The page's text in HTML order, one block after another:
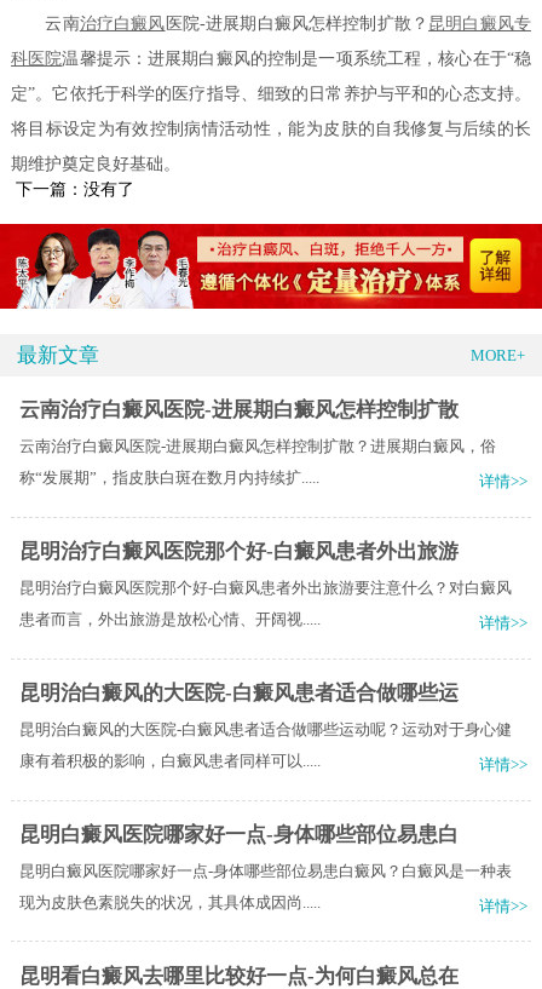
云南治疗白癜风 医院-进展期白癜风怎样控制扩散？ 昆明白癜风专
科医院温馨提示：进展期白癜风的控制是一项系统工程，核心在于“稳
定”。它依托于科学的医疗指导、细致的日常养护与平和的心态支持。
将目标设定为有效控制病情活动性，能为皮肤的自我修复与后续的长
期维护奠定良好基础。
下一篇：没有了
最新文章 MORE+
云南治疗白癜风医院-进展期白癜风怎样控制扩散
云南治疗白癜风医院-进展期白癜风怎样控制扩散？进展期白癜风，俗
称“发展期”，指皮肤白斑在数月内持续扩.....
详情>>
昆明治疗白癜风医院那个好-白癜风患者外出旅游
昆明治疗白癜风医院那个好-白癜风患者外出旅游要注意什么？对白癜风
患者而言，外出旅游是放松心情、开阔视.....
详情>>
昆明治白癜风的大医院-白癜风患者适合做哪些运
昆明治白癜风的大医院-白癜风患者适合做哪些运动呢？运动对于身心健
康有着积极的影响，白癜风患者同样可以.....
详情>>
昆明白癜风医院哪家好一点-身体哪些部位易患白
昆明白癜风医院哪家好一点-身体哪些部位易患白癜风？白癜风是一种表
现为皮肤色素脱失的状况，其具体成因尚.....
详情>>
昆明看白癜风去哪里比较好一点-为何白癜风总在